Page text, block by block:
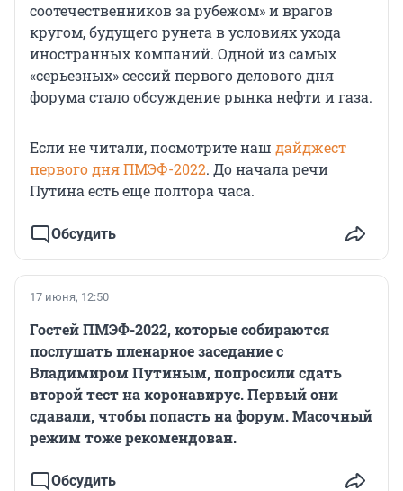
соотечественников за рубежом» и врагов
кругом, будущего рунета в условиях ухода
иностранных компаний. Одной из самых
«серьезных» сессий первого делового дня
форума стало обсуждение рынка нефти и газа.
Если не читали, посмотрите наш дайджест
первого дня ПМЭФ-2022. До начала речи
Путина есть еще полтора часа.
Обсудить
17 июня, 12:50
Гостей ПМЭФ-2022, которые собираются
послушать пленарное заседание с
Владимиром Путиным, попросили сдать
второй тест на коронавирус. Первый они
сдавали, чтобы попасть на форум. Масочный
режим тоже рекомендован.
Обсудить